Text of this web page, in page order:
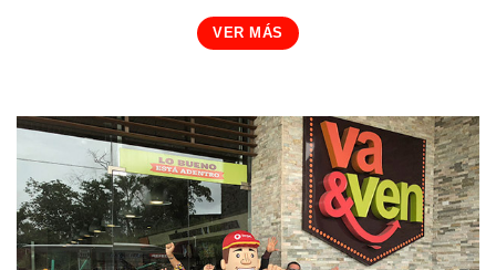
VER MÁS